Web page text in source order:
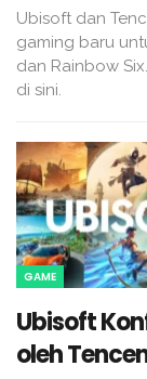
Ubisoft dan
gaming baru
dan Rainbow
di sini.
GAME
Ubisoft
oleh